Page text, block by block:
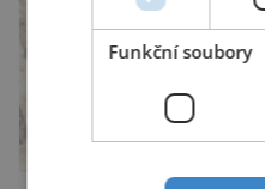
Funkční soubory